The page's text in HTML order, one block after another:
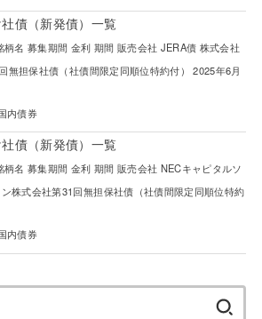
債（新発債）一覧
柄名 募集期間 金利 期間 販売会社 JERA債 株式会社
無担保社債（社債間限定同順位特約付） 2025年6月
内債券
債（新発債）一覧
柄名 募集期間 金利 期間 販売会社 NECキャピタルソ
株式会社第31回無担保社債（社債間限定同順位特約
内債券